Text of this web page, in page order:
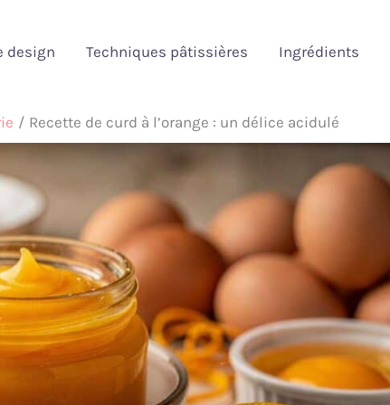
design Techniques pâtissières Ingrédients
Recette de curd à l’orange : un délice acidulé